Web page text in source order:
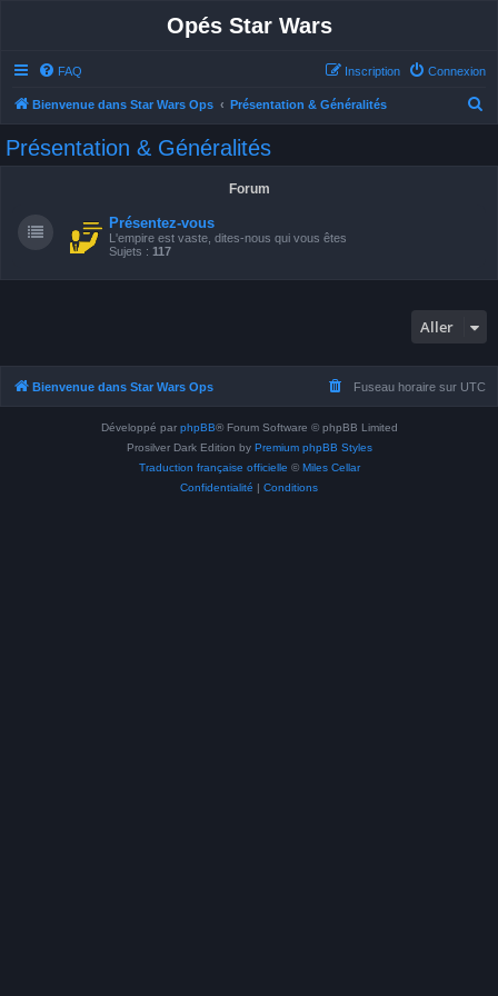
Opés Star Wars
FAQ Connexion
Inscription
Bienvenue dans Star Wars Ops Présentation & Généralités
r
Présentation & Généralités
Forum
Présentez-vous
L'empire est vaste, dites-nous qui vous êtes
Sujets : 117
Aller
Bienvenue dans Star Wars Ops Fuseau horaire sur UTC
Développé par phpBB® Forum Software © phpBB Limited
Prosilver Dark Edition by Premium phpBB Styles
Traduction française officielle © Miles Cellar
Confidentialité | Conditions